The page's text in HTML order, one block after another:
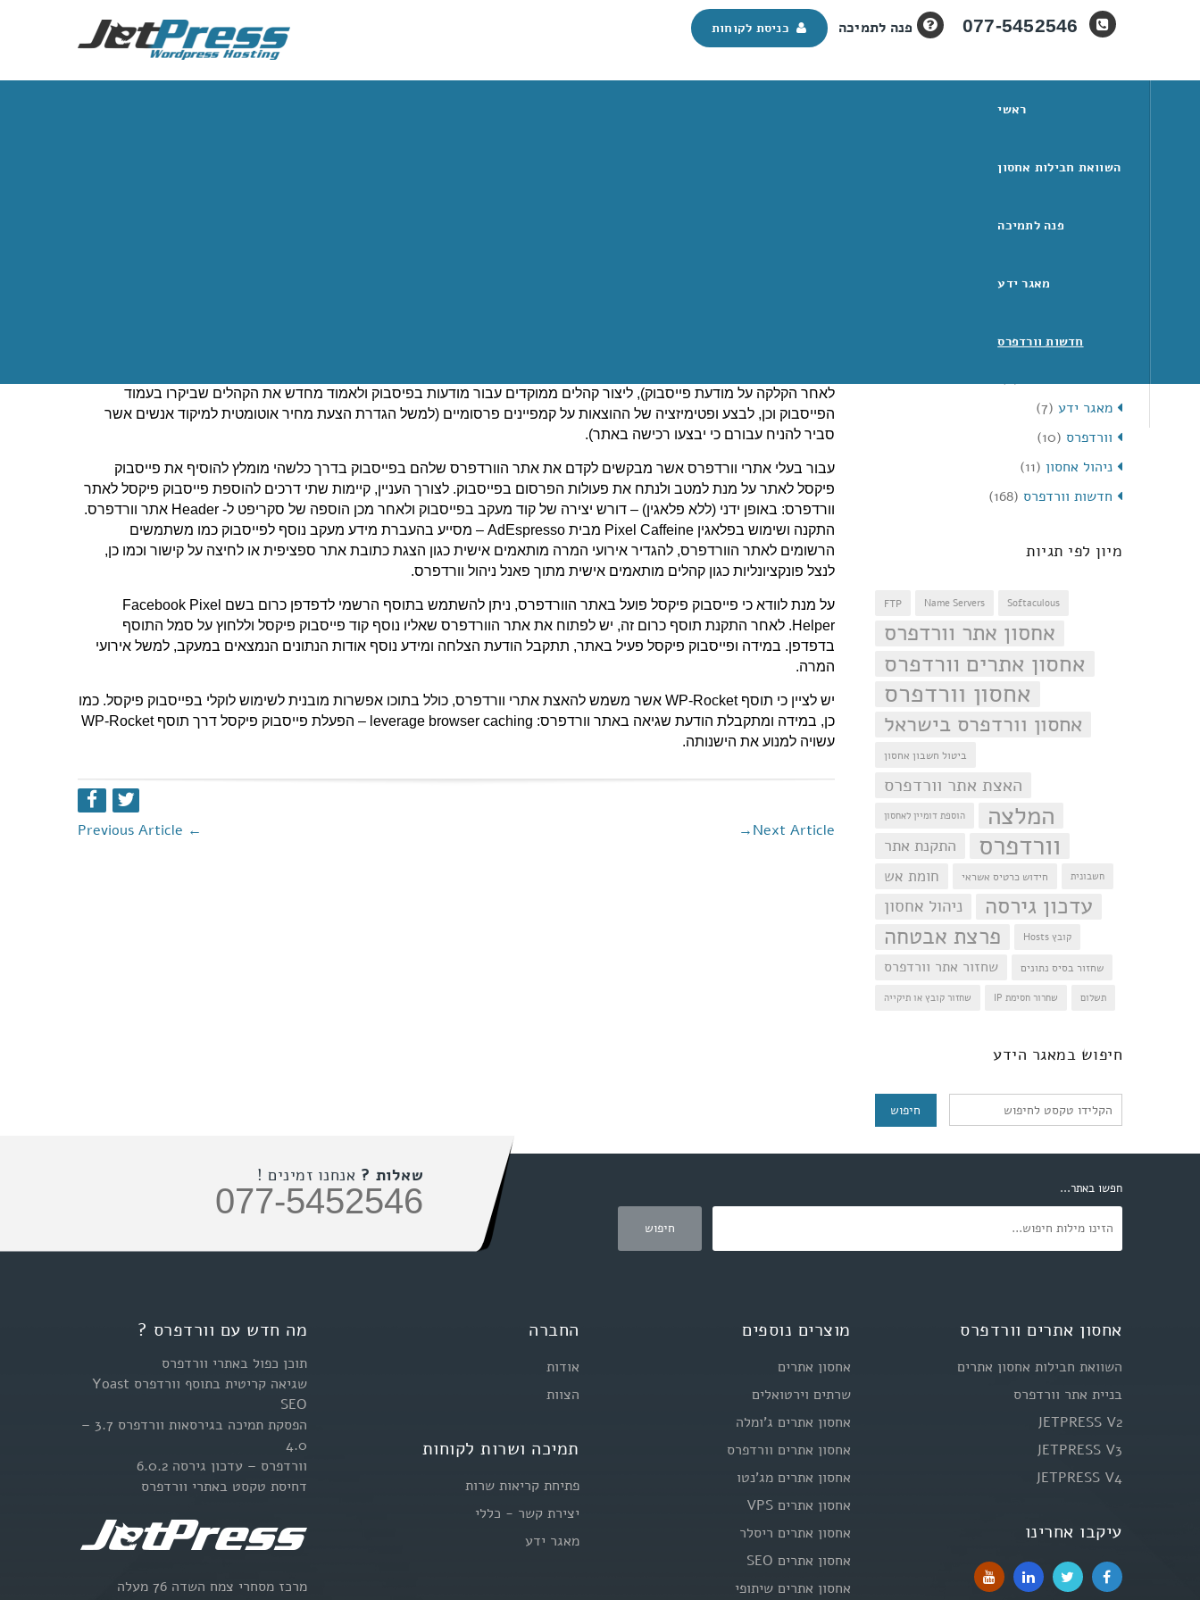
077-5452546 פנה לתמיכה כניסת לקוחות
ראשי
השוואת חבילות אחסון
פנה לתמיכה
מאגר ידע
חדשות וורדפרס
פייסבוק פיקסל באתרי וורדפרס
לאחר הקלקה על מודעת פייסבוק), ליצור קהלים ממוקדים עבור מודעות בפיסבוק ולאמוד מחדש את הקהלים שביקרו בעמוד
הפייסבוק וכן, לבצע ופטימיזציה של ההוצאות על קמפיינים פרסומיים (למשל הגדרת הצעת מחיר אוטומטית למיקוד אנשים אשר
סביר להניח עבורם כי יבצעו רכישה באתר).
עבור בעלי אתרי וורדפרס אשר מבקשים לקדם את אתר הוורדפרס שלהם בפייסבוק בדרך כלשהי מומלץ להוסיף את פייסבוק
פיקסל לאתר על מנת למטב ולנתח את פעולות הפרסום בפייסבוק. לצורך העניין, קיימות שתי דרכים להוספת פייסבוק פיקסל לאתר
וורדפרס: באופן ידני (ללא פלאגין) – דורש יצירה של קוד מעקב בפייסבוק ולאחר מכן הוספה של סקריפט ל- Header אתר וורדפרס.
התקנה ושימוש בפלאגין Pixel Caffeine מבית AdEspresso – מסייע בהעברת מידע מעקב נוסף לפייסבוק כמו משתמשים
הרשומים לאתר הוורדפרס, להגדיר אירועי המרה מותאמים אישית כגון הצגת כתובת אתר ספציפית או לחיצה על קישור וכמו כן,
לנצל פונקציונליות כגון קהלים מותאמים אישית מתוך פאנל ניהול וורדפרס.
על מנת לוודא כי פייסבוק פיקסל פועל באתר הוורדפרס, ניתן להשתמש בתוסף הרשמי לדפדפן כרום בשם Facebook Pixel
Helper. לאחר התקנת תוסף כרום זה, יש לפתוח את אתר הוורדפרס שאליו נוסף קוד פייסבוק פיקסל וללחוץ על סמל התוסף
בדפדפן. במידה ופייסבוק פיקסל פעיל באתר, תתקבל הודעת הצלחה ומידע נוסף אודות הנתונים הנמצאים במעקב, למשל אירועי
המרה.
יש לציין כי תוסף WP-Rocket אשר משמש להאצת אתרי וורדפרס, כולל בתוכו אפשרות מובנית לשימוש לוקלי בפייסבוק פיקסל. כמו
כן, במידה ומתקבלת הודעת שגיאה באתר וורדפרס: leverage browser caching – הפעלת פייסבוק פיקסל דרך תוסף WP-Rocket
עשויה למנוע את הישנותה.
← Next Article
→
מיון לפי קטגוריות
מאגר ידע (7)
וורדפרס (10)
ניהול אחסון (11)
חדשות וורדפרס (168)
מיון לפי תגיות
FTP Name Servers Softaculous
אחסון אתר וורדפרס
אחסון אתרים וורדפרס
אחסון וורדפרס
אחסון וורדפרס בישראל
ביטול חשבון אחסון
האצת אתר וורדפרס
הוספת דומיין לאחסון המלצה
התקנת אתר וורדפרס
חומת אש חידוש כרטיס אשראי חשבונית
ניהול אחסון
עדכון גירסה
פרצת אבטחה
קובץ Hosts
שחזור אתר וורדפרס שחזור בסיס נתונים
שחזור קובץ או תיקייה שחרור חסימת IP תשלום
חיפוש במאגר הידע
חיפוש
שאלות ? אנחנו זמינים !
077-5452546 חפשו באתר...
מה חדש עם וורדפרס ?
תוכן כפול באתרי וורדפרס
שגיאה קריטית בתוסף וורדפרס Yoast
SEO
הפסקת תמיכה בגירסאות וורדפרס 3.7 –
4.0
וורדפרס – עדכון גירסה 6.0.2
דחיסת טקסט באתרי וורדפרס
מרכז מסחרי צמח השדה 76 מעלה
החברה
אודות
הצוות
תמיכה ושרות לקוחות
פתיחת קריאות שרות
יצירת קשר - כללי
מאגר ידע
מוצרים נוספים
אחסון אתרים
שרתים וירטואלים
אחסון אתרים ג'ומלה
אחסון אתרים וורדפרס
אחסון אתרים מג'נטו
אחסון אתרים VPS
אחסון אתרים ריסלר
אחסון אתרים SEO
אחסון אתרים שיתופי
אחסון אתרים וורדפרס
השוואת חבילות אחסון אתרים
בניית אתר וורדפרס
JETPRESS V2
JETPRESS V3
JETPRESS V4
עיקבו אחרינו